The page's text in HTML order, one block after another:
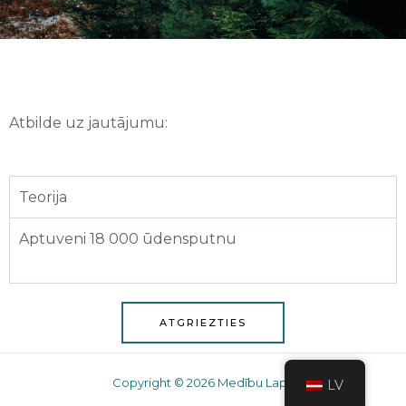
Atbilde uz jautājumu:
Teorija
Aptuveni 18 000 ūdensputnu
ATGRIEZTIES
Copyright © 2026 Medību Lapa LV